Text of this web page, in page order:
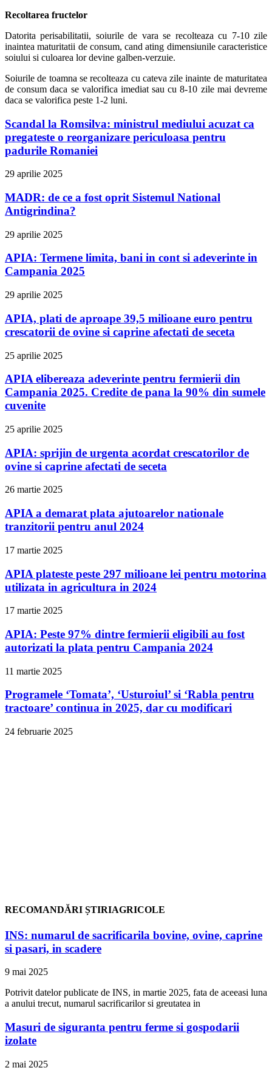
Recoltarea fructelor
Datorita perisabilitatii, soiurile de vara se recolteaza cu 7-10 zile
inaintea maturitatii de consum, cand ating dimensiunile caracteristice
soiului si culoarea lor devine galben-verzuie.
Soiurile de toamna se recolteaza cu cateva zile inainte de maturitatea
de consum daca se valorifica imediat sau cu 8-10 zile mai devreme
daca se valorifica peste 1-2 luni.
Scandal la Romsilva: ministrul mediului acuzat ca
pregateste o reorganizare periculoasa pentru
padurile Romaniei
29 aprilie 2025
MADR: de ce a fost oprit Sistemul National
Antigrindina?
29 aprilie 2025
APIA: Termene limita, bani in cont si adeverinte in
Campania 2025
29 aprilie 2025
APIA, plati de aproape 39,5 milioane euro pentru
crescatorii de ovine si caprine afectati de seceta
25 aprilie 2025
APIA elibereaza adeverinte pentru fermierii din
Campania 2025. Credite de pana la 90% din sumele
cuvenite
25 aprilie 2025
APIA: sprijin de urgenta acordat crescatorilor de
ovine si caprine afectati de seceta
26 martie 2025
APIA a demarat plata ajutoarelor nationale
tranzitorii pentru anul 2024
17 martie 2025
APIA plateste peste 297 milioane lei pentru motorina
utilizata in agricultura in 2024
17 martie 2025
APIA: Peste 97% dintre fermierii eligibili au fost
autorizati la plata pentru Campania 2024
11 martie 2025
Programele ‘Tomata’, ‘Usturoiul’ si ‘Rabla pentru
tractoare’ continua in 2025, dar cu modificari
24 februarie 2025
RECOMANDĂRI ȘTIRIAGRICOLE
INS: numarul de sacrificarila bovine, ovine, caprine
si pasari, in scadere
9 mai 2025
Potrivit datelor publicate de INS, in martie 2025, fata de aceeasi luna
a anului trecut, numarul sacrificarilor si greutatea in
Masuri de siguranta pentru ferme si gospodarii
izolate
2 mai 2025